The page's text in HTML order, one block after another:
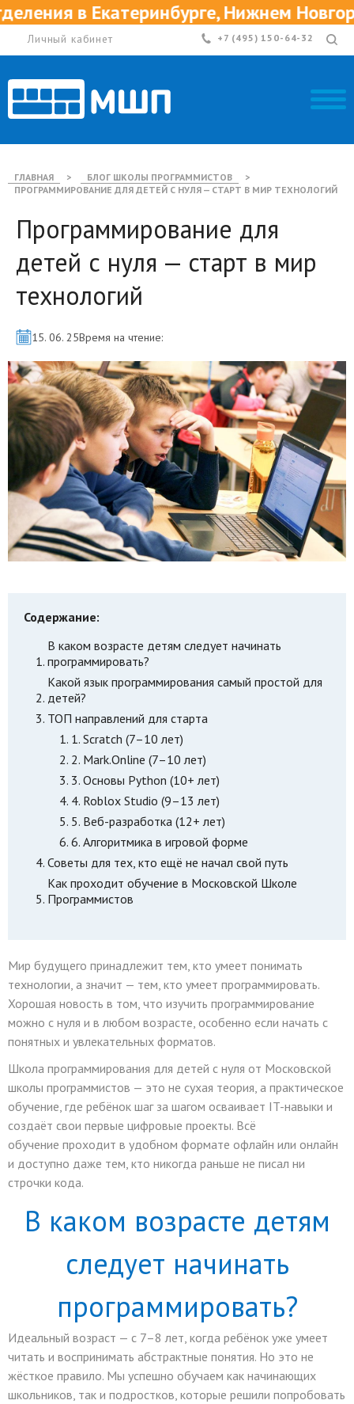
Екатеринбурге, Нижнем Новгороде и
Личный кабинет +7 (495) 150-64-32
ГЛАВНАЯ > БЛОГ ШКОЛЫ ПРОГРАММИСТОВ
>
ПРОГРАММИРОВАНИЕ ДЛЯ ДЕТЕЙ С НУЛЯ — СТАРТ В МИР ТЕХНОЛОГИЙ
Программирование для
детей с нуля — старт в мир
технологий
15. 06. 25Время на чтение:
Содержание:
В каком возрасте детям следует начинать
программировать?
Какой язык программирования самый простой для
детей?
ТОП направлений для старта
1. Scratch (7–10 лет)
2. Mark.Online (7–10 лет)
3. Основы Python (10+ лет)
4. Roblox Studio (9–13 лет)
5. Веб-разработка (12+ лет)
6. Алгоритмика в игровой форме
Советы для тех, кто ещё не начал свой путь
Как проходит обучение в Московской Школе
Программистов
Мир будущего принадлежит тем, кто умеет понимать
технологии, а значит — тем, кто умеет программировать.
Хорошая новость в том, что изучить программирование
можно с нуля и в любом возрасте, особенно если начать с
понятных и увлекательных форматов.
Школа программирования для детей с нуля от Московской
школы программистов — это не сухая теория, а практическое
обучение, где ребёнок шаг за шагом осваивает IT-навыки и
создаёт свои первые цифровые проекты. Всё
обучение проходит в удобном формате офлайн или онлайн
и доступно даже тем, кто никогда раньше не писал ни
строчки кода.
В каком возрасте детям
следует начинать
программировать?
Идеальный возраст — с 7–8 лет, когда ребёнок уже умеет
читать и воспринимать абстрактные понятия. Но это не
жёсткое правило. Мы успешно обучаем как начинающих
школьников, так и подростков, которые решили попробовать